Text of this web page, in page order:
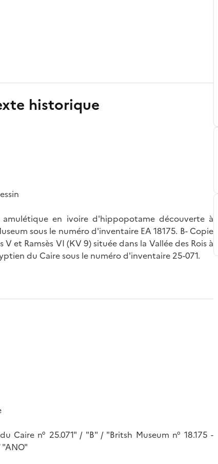
historique
en ivoire d'hippopotame découverte à
sous le numéro d'inventaire EA 18175. B- Copie
et Ramsès VI (KV 9) située dans la Vallée des Rois à
du Caire sous le numéro d'inventaire 25-071.
Caire n° 25.071" / "B" / "Britsh Museum n° 18.175 -